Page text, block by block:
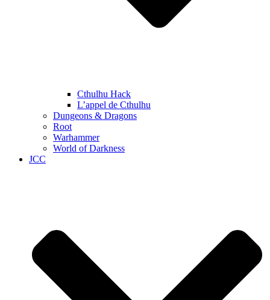
Cthulhu Hack
L’appel de Cthulhu
Dungeons & Dragons
Root
Warhammer
World of Darkness
JCC